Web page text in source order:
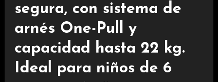
segura, con sistema de
arnés One-Pull y
capacidad hasta 22 kg.
Ideal para niños de 6